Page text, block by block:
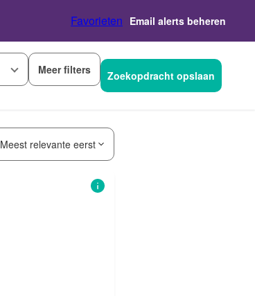
Favorieten Email alerts beheren
Meer filters Zoekopdracht opslaan
Meest relevante eerst